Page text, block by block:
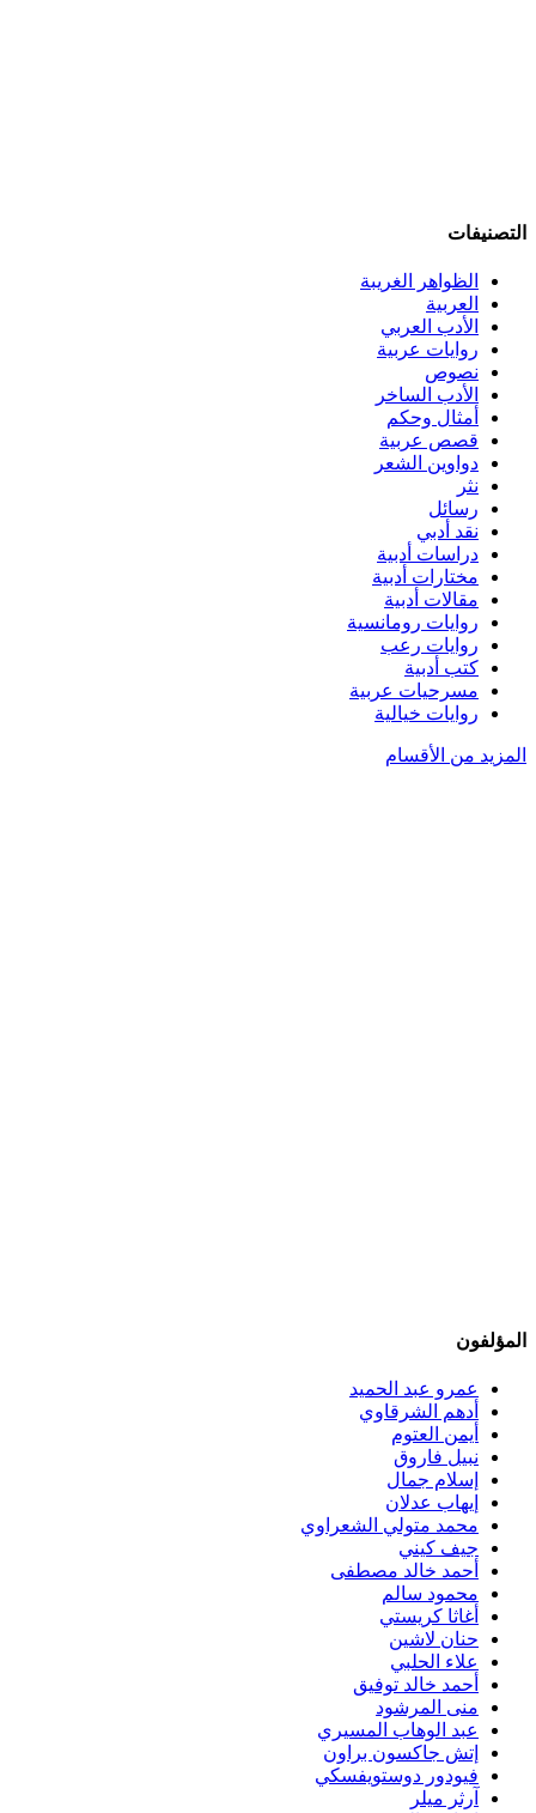
التصنيفات
الظواهر الغريبة‏
العربية
الأدب العربي
روايات عربية
نصوص
الأدب الساخر
أمثال وحكم
قصص عربية
دواوين الشعر
نثر
رسائل
نقد أدبي
دراسات أدبية
مختارات أدبية
مقالات أدبية
روايات رومانسية
روايات رعب
كتب أدبية
مسرحيات عربية
روايات خيالية
المزيد من الأقسام
المؤلفون
عمرو عبد الحميد
أدهم الشرقاوي
أيمن العتوم
نبيل فاروق
إسلام جمال
إيهاب عدلان
محمد متولي الشعراوي
جيف كيني
أحمد خالد مصطفى
محمود سالم
أغاثا كريستي
حنان لاشين
علاء الحلبي
أحمد خالد توفيق
منى المرشود
عبد الوهاب المسيري
إتش جاكسون براون
فيودور دوستويفسكي
آرثر ميلر